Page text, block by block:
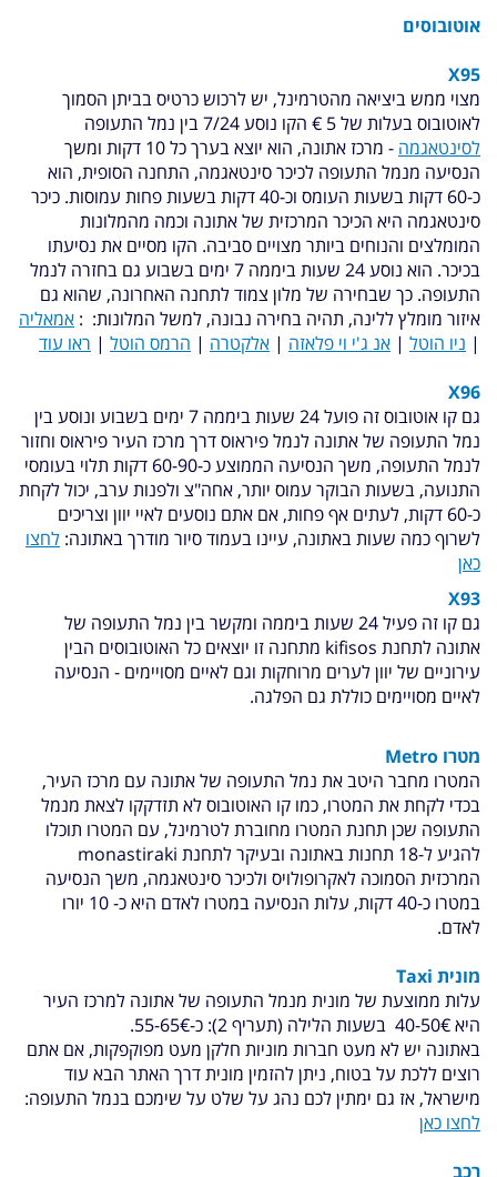
אוטובוסים
X95
מצוי ממש ביציאה מהטרמינל, יש לרכוש כרטיס בביתן הסמוך
לאוטובוס בעלות של 5 € הקו נוסע 7/24 בין נמל התעופה
לסינטאגמה
- מרכז אתונה, הוא יוצא בערך כל 10 דקות ומשך
הנסיעה מנמל התעופה לכיכר סינטאגמה, התחנה הסופית, הוא
כ-60 דקות בשעות העומס וכ-40 דקות בשעות פחות עמוסות. כיכר
סינטאגמה היא הכיכר המרכזית של אתונה וכמה מהמלונות
המומלצים והנוחים ביותר מצויים סביבה. הקו מסיים את נסיעתו
בכיכר. הוא נוסע 24 שעות ביממה 7 ימים בשבוע גם בחזרה לנמל
התעופה. כך שבחירה של מלון צמוד לתחנה האחרונה, שהוא גם
איזור מומלץ ללינה, תהיה בחירה נבונה, למשל המלונות: : אמאליה
| ניו הוטל | אנ ג'י וי פלאזה | אלקטרה | הרמס הוטל | ראו עוד
X96
גם קו אוטובוס זה פועל 24 שעות ביממה 7 ימים בשבוע ונוסע בין
נמל התעופה של אתונה לנמל פיראוס דרך מרכז העיר פיראוס וחזור
לנמל התעופה, משך הנסיעה הממוצע כ-60-90 דקות תלוי בעומסי
התנועה, בשעות הבוקר עמוס יותר, אחה"צ ולפנות ערב, יכול לקחת
כ-60 דקות, לעתים אף פחות, אם אתם נוסעים לאיי יוון וצריכים
לשרוף כמה שעות באתונה, עיינו בעמוד סיור מודרך באתונה: לחצו
כאן
X93
גם קו זה פעיל 24 שעות ביממה ומקשר בין נמל התעופה של
אתונה לתחנת kifisos מתחנה זו יוצאים כל האוטובוסים הבין
עירוניים של יוון לערים מרוחקות וגם לאיים מסויימים - הנסיעה
לאיים מסויימים כוללת גם הפלגה.
מטרו Metro
המטרו מחבר היטב את נמל התעופה של אתונה עם מרכז העיר,
בכדי לקחת את המטרו, כמו קו האוטובוס לא תזדקקו לצאת מנמל
התעופה שכן תחנת המטרו מחוברת לטרמינל, עם המטרו תוכלו
להגיע ל-18 תחנות באתונה ובעיקר לתחנת monastiraki
המרכזית הסמוכה לאקרופולויס ולכיכר סינטאגמה, משך הנסיעה
במטרו כ-40 דקות, עלות הנסיעה במטרו לאדם היא כ- 10 יורו
לאדם.
מונית Taxi
עלות ממוצעת של מונית מנמל התעופה של אתונה למרכז העיר
היא 40-50€ בשעות הלילה (תעריף 2): כ-55-65€.
באתונה יש לא מעט חברות מוניות חלקן מעט מפוקפקות, אם אתם
רוצים ללכת על בטוח, ניתן להזמין מונית דרך האתר הבא עוד
מישראל, אז גם ימתין לכם נהג על שלט על שימכם בנמל התעופה:
לחצו כאן
רכב